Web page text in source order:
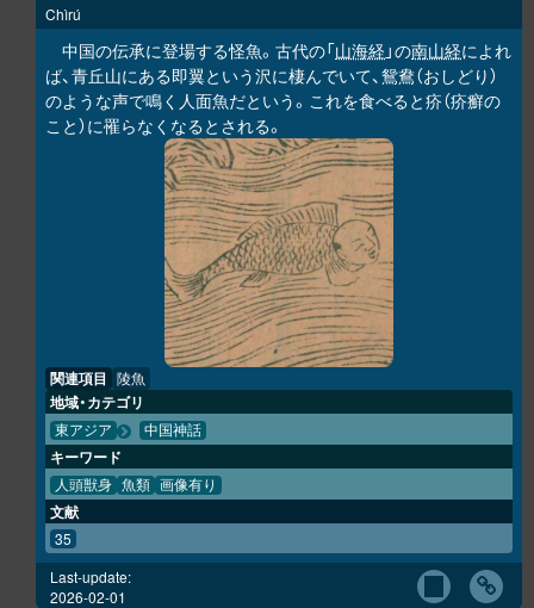
Chìrú
中国の伝承に登場する怪魚。古代の「山海経 」の南山経によれ
ば、青丘山にある即翼という沢に棲んでいて、鴛鴦（おしどり）
のような声で鳴く人面魚だという。これを食べると疥（疥癬の
こと）に罹らなくなるとされる。
関連項目 陵魚
地域・カテゴリ
東アジア 中国神話
キーワード
人頭獣身 魚類 画像有り
文献
35
Last-update:
2026-02-01